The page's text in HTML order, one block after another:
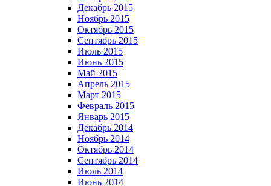
Декабрь 2015
Ноябрь 2015
Октябрь 2015
Сентябрь 2015
Июль 2015
Июнь 2015
Май 2015
Апрель 2015
Март 2015
Февраль 2015
Январь 2015
Декабрь 2014
Ноябрь 2014
Октябрь 2014
Сентябрь 2014
Июль 2014
Июнь 2014